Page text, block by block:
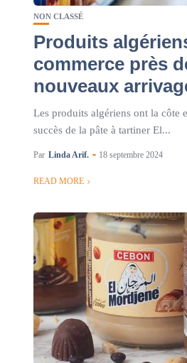
NON CLASSÉ
Produits
commerce près
nouveaux
Les produits algériens ont la côte
succès de la pâte à tartiner El...
Par Linda Arif. 18 septembre 2024
READ MORE